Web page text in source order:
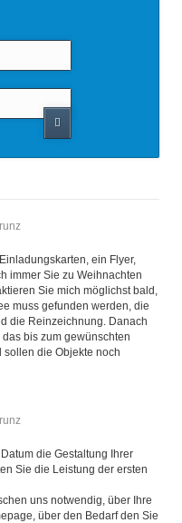
ein Flyer,
immer Sie zu Weihnachten
Sie mich möglichst bald,
muss gefunden werden, die
die Reinzeichnung. Danach
bis zum gewünschten
sollen die Objekte noch
die Gestaltung Ihrer
Sie die Leistung der ersten
uns notwendig, über Ihre
über den Bedarf den Sie